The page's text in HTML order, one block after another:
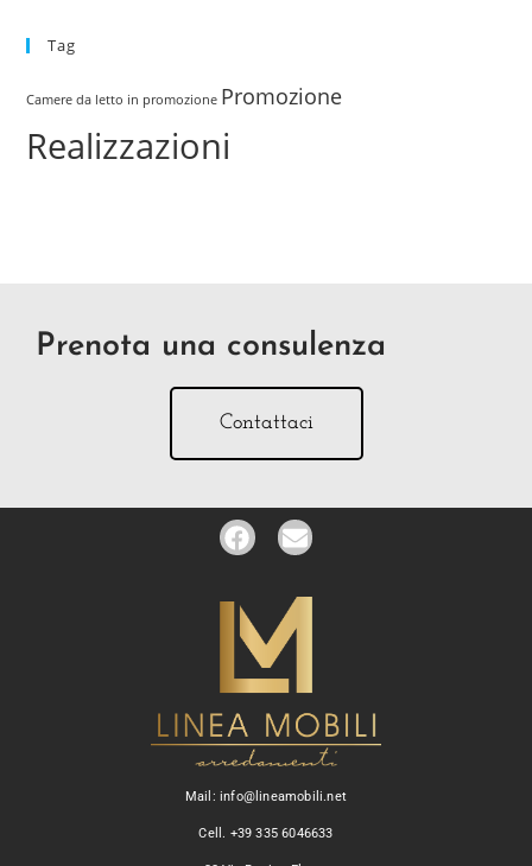
Tag
Camere da letto in promozione Promozione
Realizzazioni
Prenota una consulenza
Contattaci
Mail: info@lineamobili.net
Cell. +39 335 6046633